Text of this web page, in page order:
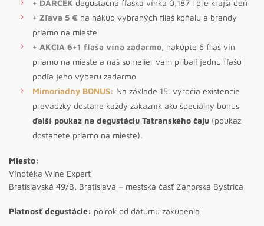
+ DARČEK degustačná fľaška vínka 0,187 l pre krajší deň
+ Zľava 5 € na nákup vybraných fliaš koňalu a brandy
priamo na mieste
+ AKCIA 6+1 fľaša vína zadarmo, nakúpte 6 fliaš vín
priamo na mieste a náš someliér vám pribalí jednu fľašu
podľa jeho výberu zadarmo
Mimoriadny BONUS: Na základe 15. výročia existencie
prevádzky dostane každý zákazník ako špeciálny bonus
ďalší poukaz na degustáciu Tatranského čaju (poukaz
dostanete priamo na mieste).
Miesto:
Vínotéka Wine Expert
Bratislavská 49/B, Bratislava – mestská časť Záhorská Bystrica
Platnosť degustácie: polrok od dátumu zakúpenia